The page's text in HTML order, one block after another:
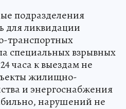
подразделения
для ликвидации
транспортных
специальных взрывных
часа к выездам не
жилищно-
и энергоснабжения
нарушений не